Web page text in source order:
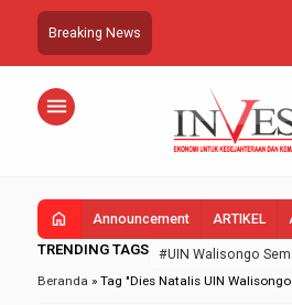
Breaking News
menu
home Announcement ARTIKEL
TRENDING TAGS #UIN Walisongo
Beranda » Tag "Dies Natalis UIN